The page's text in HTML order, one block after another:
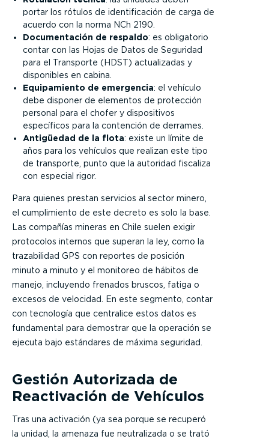
portar los rótulos de identificación de carga de
acuerdo con la norma NCh 2190.
Documentación de respaldo: es obligatorio
contar con las Hojas de Datos de Seguridad
para el Transporte (HDST) actualizadas y
disponibles en cabina.
Equipamiento de emergencia: el vehículo
debe disponer de elementos de protección
personal para el chofer y dispositivos
específicos para la contención de derrames.
Antigüedad de la flota: existe un límite de
años para los vehículos que realizan este tipo
de transporte, punto que la autoridad fiscaliza
con especial rigor.
Para quienes prestan servicios al sector minero,
el cumplimiento de este decreto es solo la base.
Las compañías mineras en Chile suelen exigir
protocolos internos que superan la ley, como la
trazabilidad GPS con reportes de posición
minuto a minuto y el monitoreo de hábitos de
manejo, incluyendo frenados bruscos , fatiga o
excesos de velocidad. En este segmento, contar
con tecnología que centralice estos datos es
fundamental para demostrar que la operación se
ejecuta bajo estándares de máxima seguridad.
Gestión Autorizada de
Reactivación de Vehículos
Tras una activación (ya sea porque se recuperó
la unidad, la amenaza fue neutralizada o se trató